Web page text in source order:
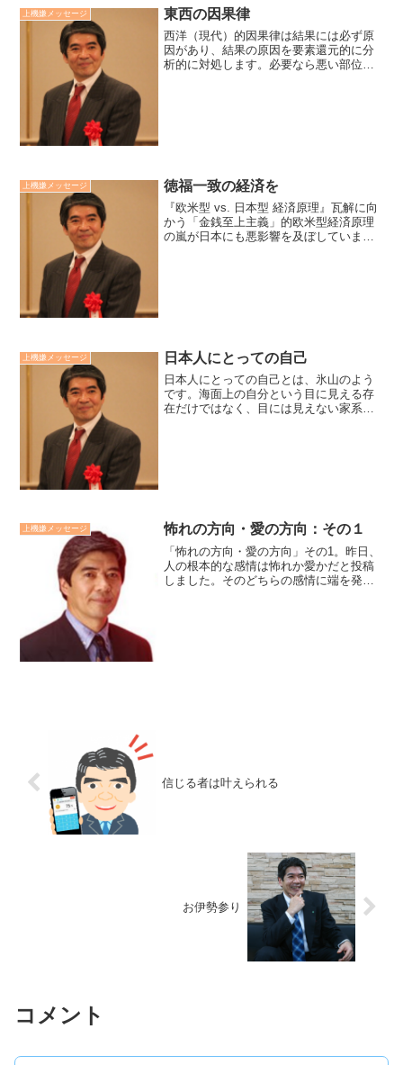
上機嫌メッセージ 東西の因果律
西洋（現代）的因果律は結果には必ず原
因があり、結果の原因を要素還元的に分
析的に対処します。必要なら悪い部位を
上機嫌メッセージ 徳福一致の経済を
『欧米型 vs. 日本型 経済原理』瓦解に向
かう「金銭至上主義」的欧米型経済原理
の嵐が日本にも悪影響を及ぼしていま
上機嫌メッセージ 日本人にとっての自己
日本人にとっての自己とは、氷山のよう
です。海面上の自分という目に見える存
在だけではなく、目には見えない家系や
上機嫌メッセージ 怖れの方向・愛の方向：その１
「怖れの方向・愛の方向」その1。昨日、
人の根本的な感情は怖れか愛かだと投稿
しました。そのどちらの感情に端を発し
信じる者は叶えられる
お伊勢参り
コメント